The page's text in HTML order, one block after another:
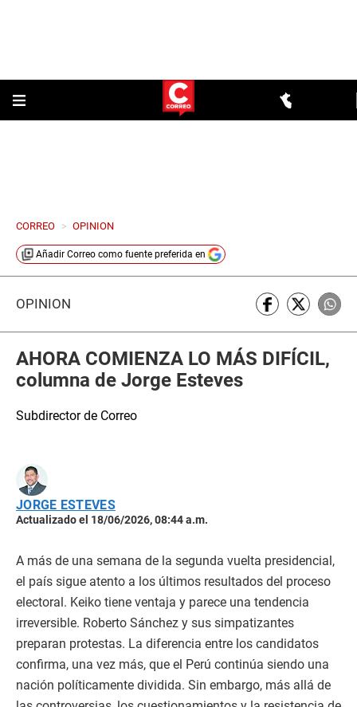
CORREO > OPINION
Añadir Correo como fuente preferida en
OPINIÓN
AHORA COMIENZA LO MÁS DIFÍCIL,
columna de Jorge Esteves
Subdirector de Correo
JORGE ESTEVES
Actualizado el 18/06/2026, 08:44 a.m.
A más de una semana de la segunda vuelta presidencial,
el país sigue atento a los últimos resultados del proceso
electoral. Keiko tiene ventaja y parece una tendencia
irreversible. Roberto Sánchez y sus simpatizantes
preparan protestas. La diferencia entre los candidatos
confirma, una vez más, que el Perú continúa siendo una
nación políticamente dividida. Sin embargo, más allá de